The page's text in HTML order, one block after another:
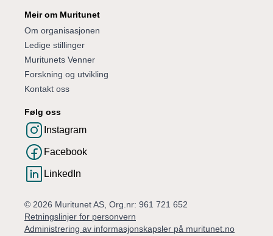
Meir om Muritunet
Om organisasjonen
Ledige stillinger
Muritunets Venner
Forskning og utvikling
Kontakt oss
Følg oss
Instagram
Facebook
LinkedIn
© 2026 Muritunet AS, Org.nr: 961 721 652
Retningslinjer for personvern
Administrering av informasjonskapsler på muritunet.no